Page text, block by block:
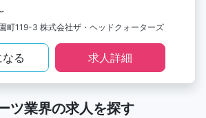
町119-3 株式会社ザ・ヘッドクォーターズ
る 求人詳細
ツ業界の求人を探す